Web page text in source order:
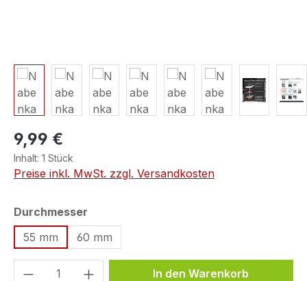
9,99 €
Inhalt: 1 Stück
Preise inkl. MwSt. zzgl. Versandkosten
Durchmesser
55 mm
60 mm
Produkt Anzahl: Gib denIn den Warenkorb